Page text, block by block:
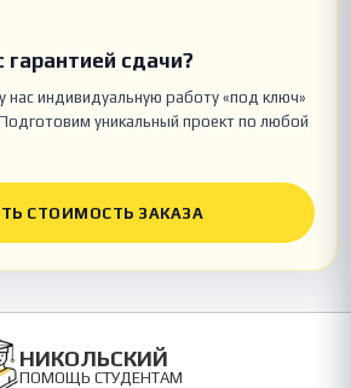
сдачи?
нас индивидуальную работу «под ключ»
уникальный проект по любой
СТОИМОСТЬ ЗАКАЗА
НИКОЛЬСКИЙ
ПОМОЩЬ СТУДЕНТАМ